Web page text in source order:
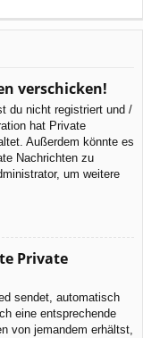
verschicken!
du nicht registriert und /
hat Private
Außerdem könnte es
Nachrichten zu
um weitere
Private
sendet, automatisch
eine entsprechende
von jemandem erhältst,